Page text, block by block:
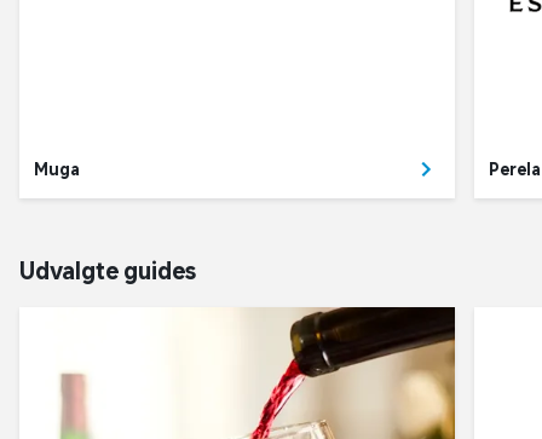
Muga
Udvalgte guides